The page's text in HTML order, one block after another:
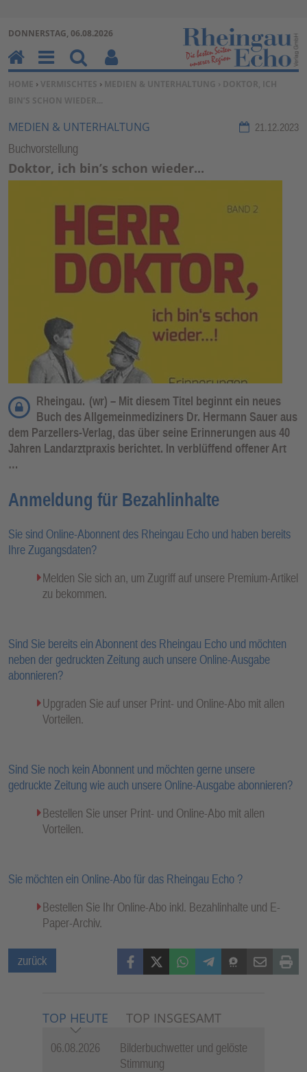
Zum Inhalt springen ↓
DONNERSTAG, 06.08.2026
SIE BEFINDEN SICH HIER:
HOME › VERMISCHTES › MEDIEN & UNTERHALTUNG › DOKTOR, ICH
BIN’S SCHON WIEDER...
MEDIEN & UNTERHALTUNG 21.12.2023
Buchvorstellung
Doktor, ich bin’s schon wieder...
Rheingau. (wr) – Mit diesem Titel beginnt ein neues
Buch des Allgemeinmediziners Dr. Hermann Sauer aus
dem Parzellers-Verlag, das über seine Erinnerungen aus 40
Jahren Landarztpraxis berichtet. In verblüffend offener Art
…
Anmeldung für Bezahlinhalte
Sie sind Online-Abonnent des Rheingau Echo und haben bereits
Ihre Zugangsdaten?
Melden Sie sich an, um Zugriff auf unsere Premium-Artikel
zu bekommen.
Sind Sie bereits ein Abonnent des Rheingau Echo und möchten
neben der gedruckten Zeitung auch unsere Online-Ausgabe
abonnieren?
Upgraden Sie auf unser Print- und Online-Abo mit allen
Vorteilen.
Sind Sie noch kein Abonnent und möchten gerne unsere
gedruckte Zeitung wie auch unsere Online-Ausgabe abonnieren?
Bestellen Sie unser Print- und Online-Abo mit allen
Vorteilen.
Sie möchten ein Online-Abo für das Rheingau Echo ?
Bestellen Sie Ihr Online-Abo inkl. Bezahlinhalte und E-
Paper-Archiv.
zurück FacebookX (Twitter)WhatsAppTelegramThreemaMail Print
TOP HEUTE TOP INSGESAMT
06.08.2026
Bilderbuchwetter und gelöste
Stimmung
H
o
m
e
M
en
u
Su
ch
en
Be
nu
erf
kti
on